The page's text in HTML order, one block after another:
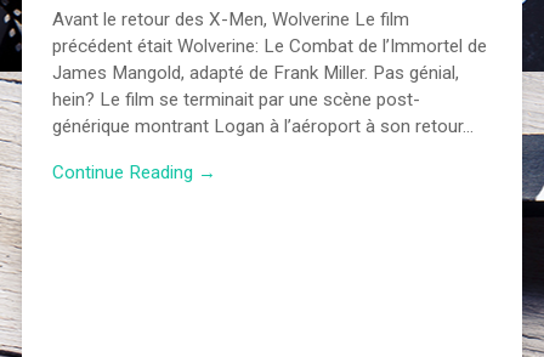
Avant le retour des X-Men, Wolverine Le film
précédent était Wolverine: Le Combat de l’Immortel de
James Mangold, adapté de Frank Miller. Pas génial,
hein? Le film se terminait par une scène post-
générique montrant Logan à l’aéroport à son retour…
Continue Reading →